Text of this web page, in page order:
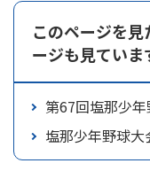
このページを
ージも見ていま
第67回塩那少
塩那少年野球大